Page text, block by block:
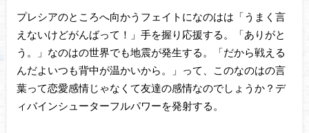
プレシアのところへ向かうフェイトになのはは「うまく言
えないけどがんばって！」手を握り応援する。「ありがと
う。」なのはの世界でも地震が発生する。「だから戦える
んだよいつも背中が温かいから。」って、このなのはの言
葉って恋愛感情じゃなくて友達の感情なのでしょうか？デ
ィバインシューターフルパワーを発射する。